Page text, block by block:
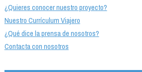
¿Quieres conocer nuestro proyecto?
Nuestro Currículum Viajero
¿Qué dice la prensa de nosotros?
Contacta con nosotros